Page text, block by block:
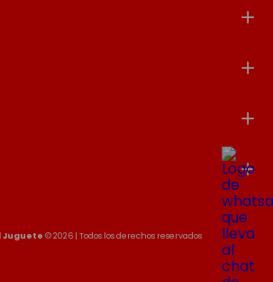
Juguete © 2026 | Todos los derechos reservados